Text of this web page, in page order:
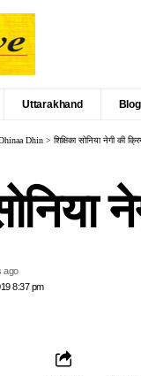
Uttarakhand
Dhin > शिक्षिका सोनिया नेगी की
8:37 pm
ago